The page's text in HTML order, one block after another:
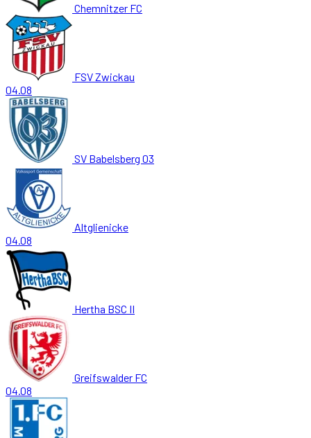
Chemnitzer FC
FSV Zwickau
04.08
SV Babelsberg 03
Altglienicke
04.08
Hertha BSC II
Greifswalder FC
04.08